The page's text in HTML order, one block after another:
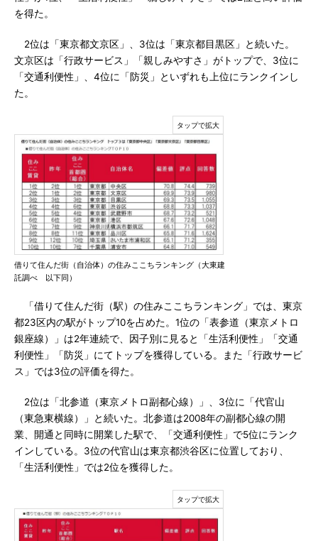
を得た。
2位は「東京都文京区」、3位は「東京都目黒区」と続いた。
文京区は「行政サービス」「親しみやすさ」がトップで、3位に
「交通利便性」、4位に「防災」といずれも上位にランクインし
た。
借りて住んだ街（自治体）の住みここちランキング（大東建
託調べ 以下同）
「借りて住んだ街（駅）の住みここちランキング」では、東京
都23区内の駅がトップ10を占めた。1位の「表参道（東京メトロ
銀座線）」は2年連続で、因子別に見ると「生活利便性」「交通
利便性」「防災」にてトップを獲得している。また「行政サービ
ス」では3位の評価を得た。
2位は「北参道（東京メトロ副都心線）」、3位に「代官山
（東急東横線）」と続いた。北参道は2008年の副都心線の開
業、開通と同時に開業した駅で、「交通利便性」で5位にランク
インしている。3位の代官山は東京都渋谷区に位置しており、
「生活利便性」では2位を獲得した。